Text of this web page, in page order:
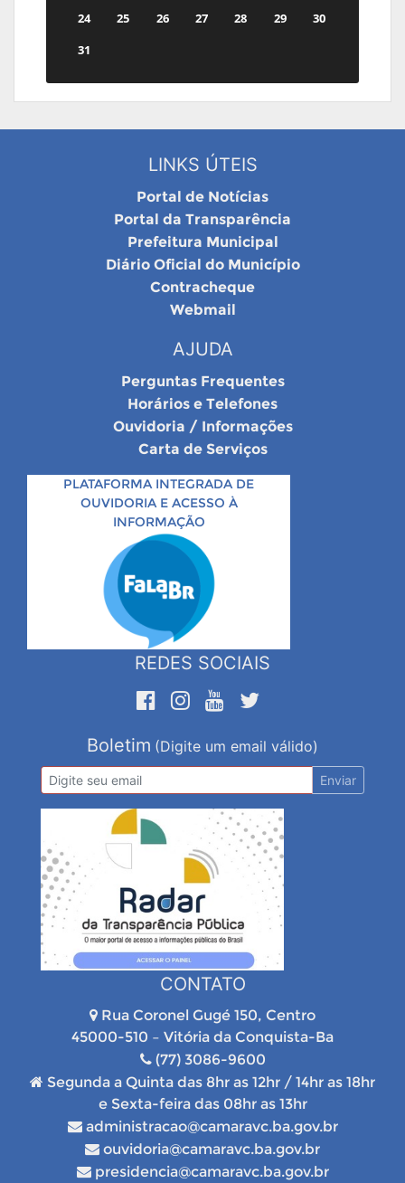
24
25 26 27 28 29
30
31
LINKS ÚTEIS
Portal de Notícias
Portal da Transparência
Prefeitura Municipal
Diário Oficial do Município
Contracheque
Webmail
AJUDA
Perguntas Frequentes
Horários e Telefones
Ouvidoria / Informações
Carta de Serviços
PLATAFORMA INTEGRADA DE
OUVIDORIA E ACESSO À
INFORMAÇÃO
REDES SOCIAIS
Boletim (Digite um email válido)
Enviar
CONTATO
Rua Coronel Gugé 150, Centro
45000-510 – Vitória da Conquista-Ba
(77) 3086-9600
Segunda a Quinta das 8hr as 12hr / 14hr as 18hr
e Sexta-feira das 08hr as 13hr
administracao@camaravc.ba.gov.br
ouvidoria@camaravc.ba.gov.br
presidencia@camaravc.ba.gov.br